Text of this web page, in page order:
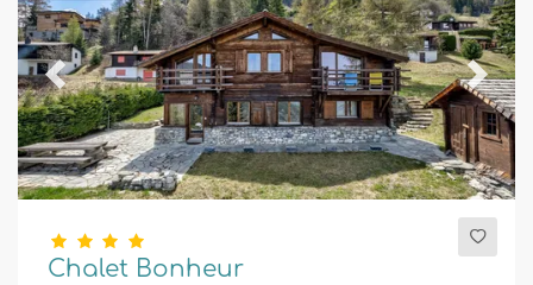
Previous Next
Chalet Bonheur